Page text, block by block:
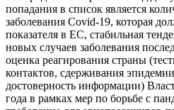
попадания в список является
заболевания Covid-19, которая
показателя в ЕС, стабильная
новых случаев заболевания
оценка реагирования страны
контактов, сдерживания
достоверность информации)
года в рамках мер по борьбе с